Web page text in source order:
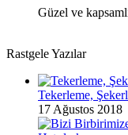
Güzel ve
Rastgele Yazılar
Tekerleme,
17 Ağustos 2018